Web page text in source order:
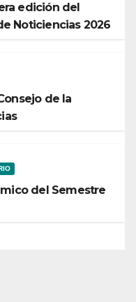
edición del
Noticiencias 2026
de la
del Semestre